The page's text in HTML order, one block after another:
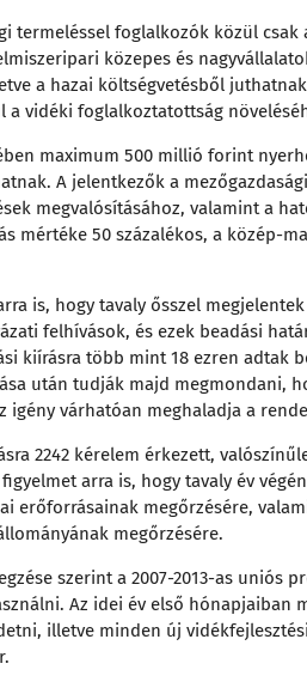
termeléssel foglalkozók közül
közepes és
a hazai költségvetésből
a vidéki foglalkoztatottság
maximum 500 millió forint
A jelentkezők a
megvalósításához, valamint a
mértéke 50 százalékos, a közép-
is, hogy tavaly ősszel
felhívások, és ezek beadási
kiírásra több mint 18 ezren adtak
után tudják majd megmondani,
igény várhatóan meghaladja a
2242 kérelem érkezett,
arra is, hogy tavaly év
erőforrásainak megőrzésére,
megőrzésére.
szerint a 2007-2013-as
Az idei év első hónapjaiban
illetve minden új